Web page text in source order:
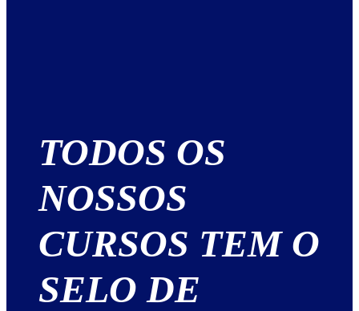
TODOS OS
NOSSOS
CURSOS TEM O
SELO DE